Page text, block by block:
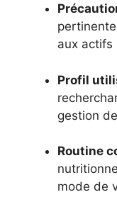
aux actifs
Profil
gestion
Routine
mode de